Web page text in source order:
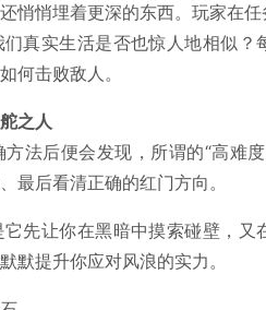
悄悄埋着更深的东西。玩家在
真实生活是否也惊人地相似？
何击败敌人。
之人
法后便会发现，所谓的“高难
最后看清正确的红门方向。
先让你在黑暗中摸索碰壁，又
默提升你应对风浪的实力。